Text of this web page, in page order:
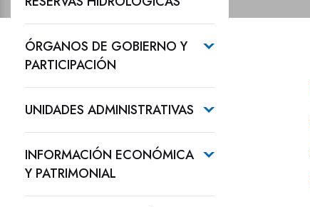
ÓRGANOS DE GOBIERNO Y
PARTICIPACIÓN
UNIDADES ADMINISTRATIVAS
INFORMACIÓN ECONÓMICA
Y PATRIMONIAL